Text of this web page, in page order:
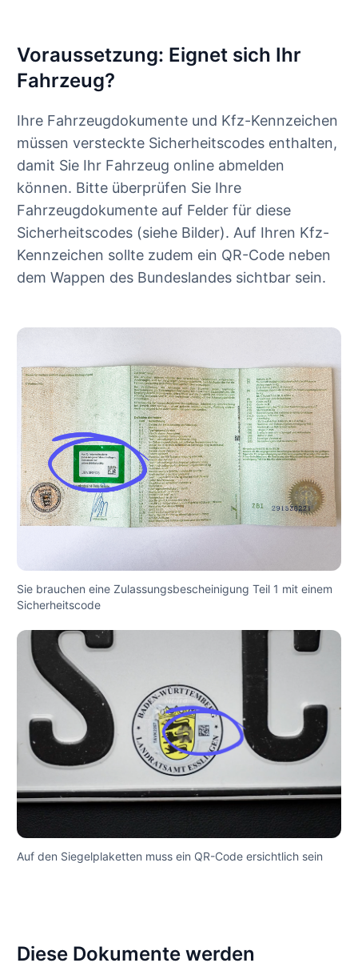
Voraussetzung: Eignet sich Ihr
Fahrzeug?
Ihre Fahrzeugdokumente und Kfz-Kennzeichen
müssen versteckte Sicherheitscodes enthalten,
damit Sie Ihr Fahrzeug online abmelden
können. Bitte überprüfen Sie Ihre
Fahrzeugdokumente auf Felder für diese
Sicherheitscodes (siehe Bilder). Auf Ihren Kfz-
Kennzeichen sollte zudem ein QR-Code neben
dem Wappen des Bundeslandes sichtbar sein.
Sie brauchen eine Zulassungsbescheinigung Teil 1 mit einem
Sicherheitscode
Auf den Siegelplaketten muss ein QR-Code ersichtlich sein
Diese Dokumente werden